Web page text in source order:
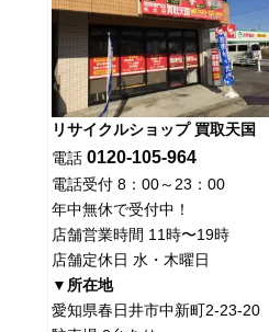
リサイクルショップ 買取天国
電話 0120-105-964
電話受付 8：00～23：00
年中無休で受付中！
店舗営業時間 11時〜19時
店舗定休日 水・木曜日
▼所在地
愛知県春日井市中新町2-23-20